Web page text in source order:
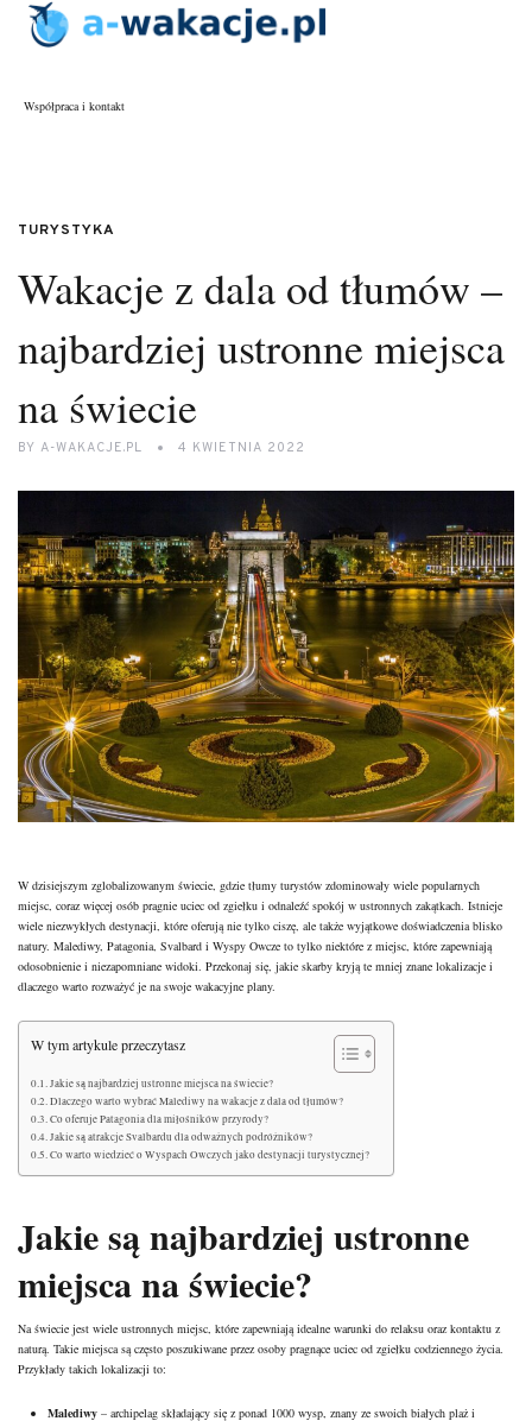
Współpraca i kontakt
TURYSTYKA
Wakacje z dala od tłumów –
najbardziej ustronne miejsca
na świecie
BY A-WAKACJE.PL 4 KWIETNIA 2022
W dzisiejszym zglobalizowanym świecie, gdzie tłumy turystów zdominowały wiele popularnych
miejsc, coraz więcej osób pragnie uciec od zgiełku i odnaleźć spokój w ustronnych zakątkach. Istnieje
wiele niezwykłych destynacji, które oferują nie tylko ciszę, ale także wyjątkowe doświadczenia blisko
natury. Malediwy, Patagonia, Svalbard i Wyspy Owcze to tylko niektóre z miejsc, które zapewniają
odosobnienie i niezapomniane widoki. Przekonaj się, jakie skarby kryją te mniej znane lokalizacje i
dlaczego warto rozważyć je na swoje wakacyjne plany.
W tym artykule przeczytasz
Jakie są najbardziej ustronne miejsca na świecie?
Dlaczego warto wybrać Malediwy na wakacje z dala od tłumów?
Co oferuje Patagonia dla miłośników przyrody?
Jakie są atrakcje Svalbardu dla odważnych podróżników?
Co warto wiedzieć o Wyspach Owczych jako destynacji turystycznej?
Jakie są najbardziej ustronne
miejsca na świecie?
Na świecie jest wiele ustronnych miejsc, które zapewniają idealne warunki do relaksu oraz kontaktu z
naturą. Takie miejsca są często poszukiwane przez osoby pragnące uciec od zgiełku codziennego życia.
Przykłady takich lokalizacji to:
Malediwy – archipelag składający się z ponad 1000 wysp, znany ze swoich białych plaż i